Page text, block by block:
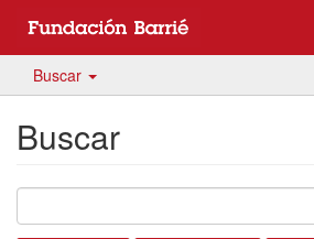
Buscar
Buscar